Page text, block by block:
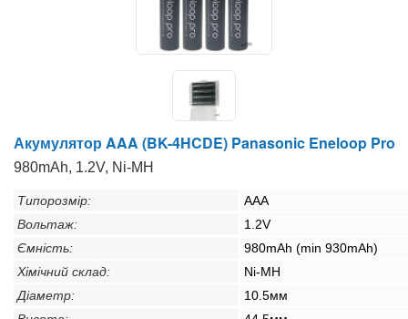
Акумулятор AAA (BK-4HCDE) Panasonic Eneloop Pro
980mAh, 1.2V, Ni-MH
Типорозмір:
AAA
Вольтаж:
1.2V
Ємність:
980mAh (min 930mAh)
Хімічний склад:
Ni-MH
Діаметр:
10.5мм